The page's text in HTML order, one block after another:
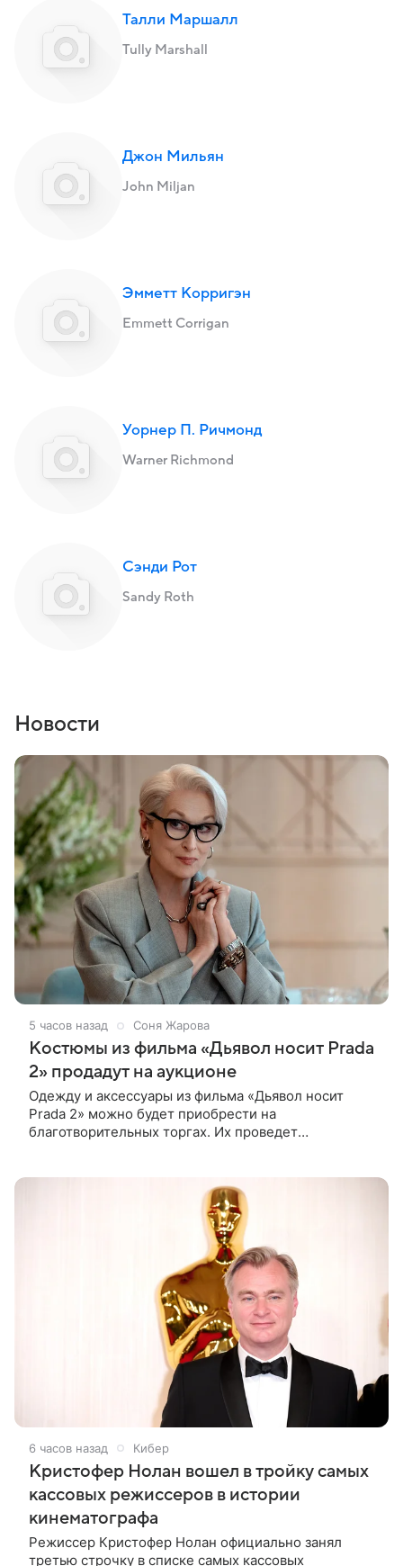
Талли Маршалл
Tully Marshall
Джон Мильян
John Miljan
Эмметт Корригэн
Emmett Corrigan
Уорнер П. Ричмонд
Warner Richmond
Сэнди Рот
Sandy Roth
Новости
5 часов назад Соня Жарова
Костюмы из фильма «Дьявол носит Prada
2» продадут на аукционе
Одежду и аксессуары из фильма «Дьявол носит
Prada 2» можно будет приобрести на
благотворительных торгах. Их проведет
6 часов назад Кибер
Кристофер Нолан вошел в тройку самых
кассовых режиссеров в истории
кинематографа
Режиссер Кристофер Нолан официально занял
третью строчку в списке самых кассовых